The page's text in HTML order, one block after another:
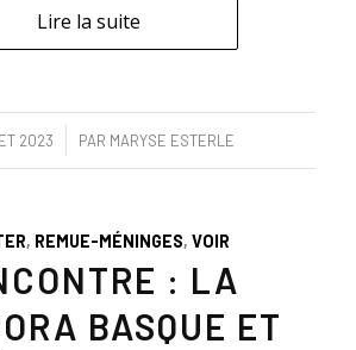
Lire la suite
2023 PAR MARYSE ESTERLE
, REMUE-MÉNINGES, VOIR
: LA
BASQUE ET